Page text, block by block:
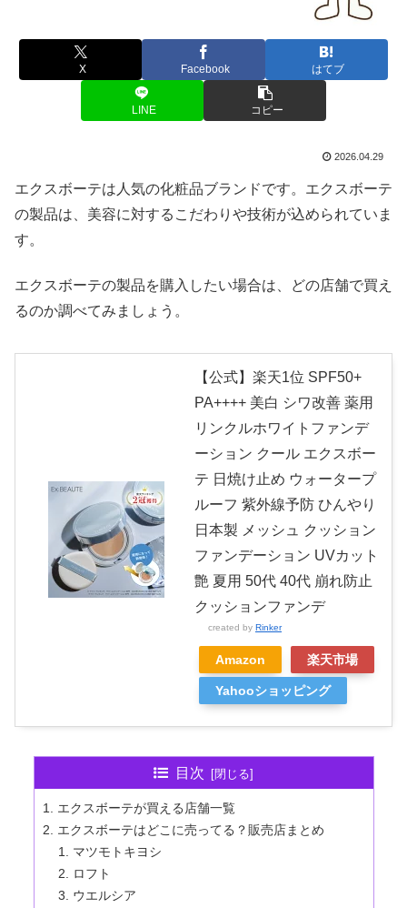
X Facebook はてブ
LINE コピー
2026.04.29
エクスボーテは人気の化粧品ブランドです。エクスボーテ
の製品は、美容に対するこだわりや技術が込められていま
す。
エクスボーテの製品を購入したい場合は、どの店舗で買え
るのか調べてみましょう。
【公式】楽天1位 SPF50+
PA++++ 美白 シワ改善 薬用
リンクルホワイトファンデ
ーション クール エクスボー
テ 日焼け止め ウォータープ
ルーフ 紫外線予防 ひんやり
日本製 メッシュ クッション
ファンデーション UVカット
艶 夏用 50代 40代 崩れ防止
クッションファンデ
created by Rinker
Amazon 楽天市場
Yahooショッピング
目次
エクスボーテが買える店舗一覧
エクスボーテはどこに売ってる？販売店まとめ
マツモトキヨシ
ロフト
ウエルシア